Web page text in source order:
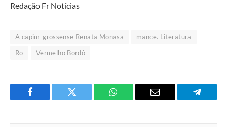
Redação Fr Notícias
A capim-grossense Renata Monasa
mance. Literatura
Ro
Vermelho Bordô
Facebook Twitter
O
E-